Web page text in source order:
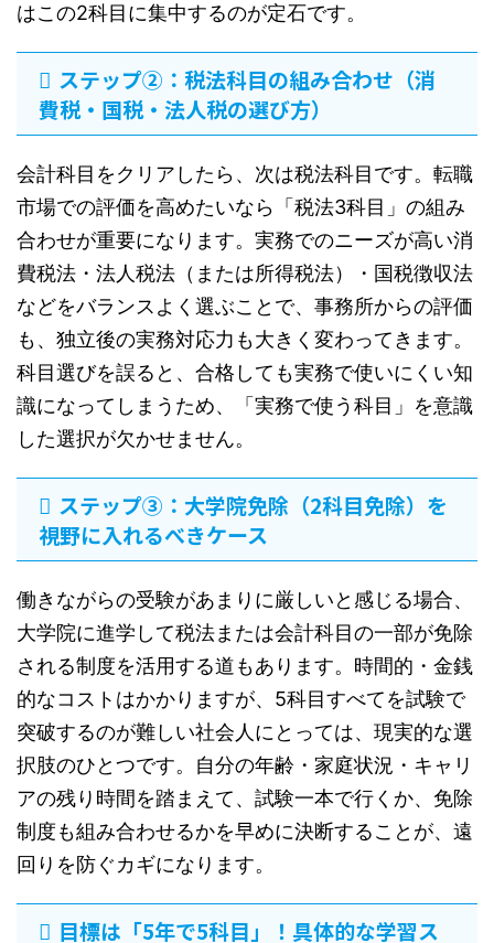
はこの2科目に集中するのが定石です。
ステップ②：税法科目の組み合わせ（消
費税・国税・法人税の選び方）
会計科目をクリアしたら、次は税法科目です。転職
市場での評価を高めたいなら「税法3科目」の組み
合わせが重要になります。実務でのニーズが高い消
費税法・法人税法（または所得税法）・国税徴収法
などをバランスよく選ぶことで、事務所からの評価
も、独立後の実務対応力も大きく変わってきます。
科目選びを誤ると、合格しても実務で使いにくい知
識になってしまうため、「実務で使う科目」を意識
した選択が欠かせません。
ステップ③：大学院免除（2科目免除）を
視野に入れるべきケース
働きながらの受験があまりに厳しいと感じる場合、
大学院に進学して税法または会計科目の一部が免除
される制度を活用する道もあります。時間的・金銭
的なコストはかかりますが、5科目すべてを試験で
突破するのが難しい社会人にとっては、現実的な選
択肢のひとつです。自分の年齢・家庭状況・キャリ
アの残り時間を踏まえて、試験一本で行くか、免除
制度も組み合わせるかを早めに決断することが、遠
回りを防ぐカギになります。
目標は「5年で5科目」！具体的な学習ス